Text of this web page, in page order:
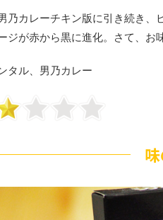
乃カレーチキン版に引き続き、
ジが赤から黒に進化。さて、お
タル、男乃カレー